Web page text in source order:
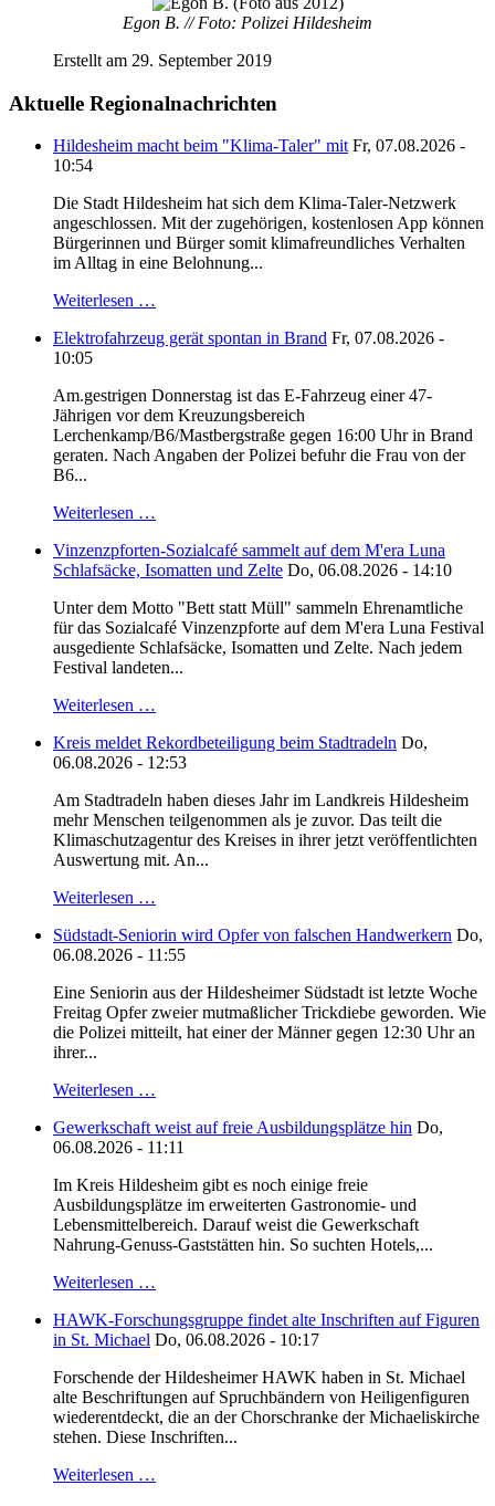
Egon B. // Foto: Polizei Hildesheim
Erstellt am 29. September 2019
Aktuelle Regionalnachrichten
Hildesheim macht beim "Klima-Taler" mit Fr, 07.08.2026 -
10:54
Die Stadt Hildesheim hat sich dem Klima-Taler-Netzwerk
angeschlossen. Mit der zugehörigen, kostenlosen App können
Bürgerinnen und Bürger somit klimafreundliches Verhalten
im Alltag in eine Belohnung...
Weiterlesen …
Elektrofahrzeug gerät spontan in Brand Fr, 07.08.2026 -
10:05
Am.gestrigen Donnerstag ist das E-Fahrzeug einer 47-
Jährigen vor dem Kreuzungsbereich
Lerchenkamp/B6/Mastbergstraße gegen 16:00 Uhr in Brand
geraten. Nach Angaben der Polizei befuhr die Frau von der
B6...
Weiterlesen …
Vinzenzpforten-Sozialcafé sammelt auf dem M'era Luna
Schlafsäcke, Isomatten und Zelte Do, 06.08.2026 - 14:10
Unter dem Motto "Bett statt Müll" sammeln Ehrenamtliche
für das Sozialcafé Vinzenzpforte auf dem M'era Luna Festival
ausgediente Schlafsäcke, Isomatten und Zelte. Nach jedem
Festival landeten...
Weiterlesen …
Kreis meldet Rekordbeteiligung beim Stadtradeln Do,
06.08.2026 - 12:53
Am Stadtradeln haben dieses Jahr im Landkreis Hildesheim
mehr Menschen teilgenommen als je zuvor. Das teilt die
Klimaschutzagentur des Kreises in ihrer jetzt veröffentlichten
Auswertung mit. An...
Weiterlesen …
Südstadt-Seniorin wird Opfer von falschen Handwerkern Do,
06.08.2026 - 11:55
Eine Seniorin aus der Hildesheimer Südstadt ist letzte Woche
Freitag Opfer zweier mutmaßlicher Trickdiebe geworden. Wie
die Polizei mitteilt, hat einer der Männer gegen 12:30 Uhr an
ihrer...
Weiterlesen …
Gewerkschaft weist auf freie Ausbildungsplätze hin Do,
06.08.2026 - 11:11
Im Kreis Hildesheim gibt es noch einige freie
Ausbildungsplätze im erweiterten Gastronomie- und
Lebensmittelbereich. Darauf weist die Gewerkschaft
Nahrung-Genuss-Gaststätten hin. So suchten Hotels,...
Weiterlesen …
HAWK-Forschungsgruppe findet alte Inschriften auf Figuren
in St. Michael Do, 06.08.2026 - 10:17
Forschende der Hildesheimer HAWK haben in St. Michael
alte Beschriftungen auf Spruchbändern von Heiligenfiguren
wiederentdeckt, die an der Chorschranke der Michaeliskirche
stehen. Diese Inschriften...
Weiterlesen …